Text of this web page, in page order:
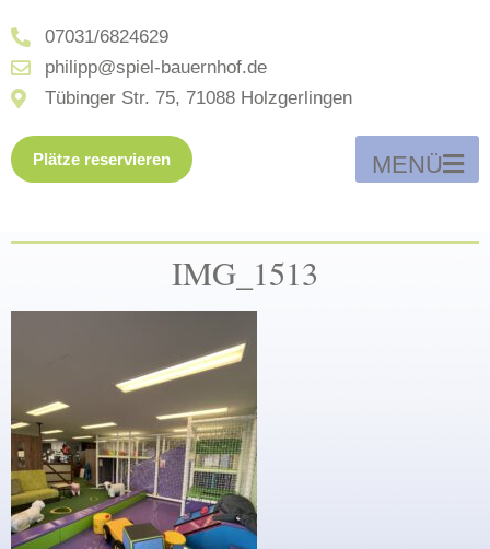
07031/6824629
philipp@spiel-bauernhof.de
Tübinger Str. 75, 71088 Holzgerlingen
Plätze reservieren MENÜ
IMG_1513